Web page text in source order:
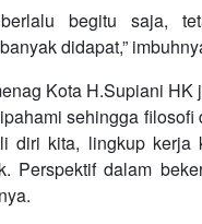
begitu saja,
didapat,”
Kota H.Supiani HK
sehingga
diri kita, lingkup kerja
Perspektif dalam